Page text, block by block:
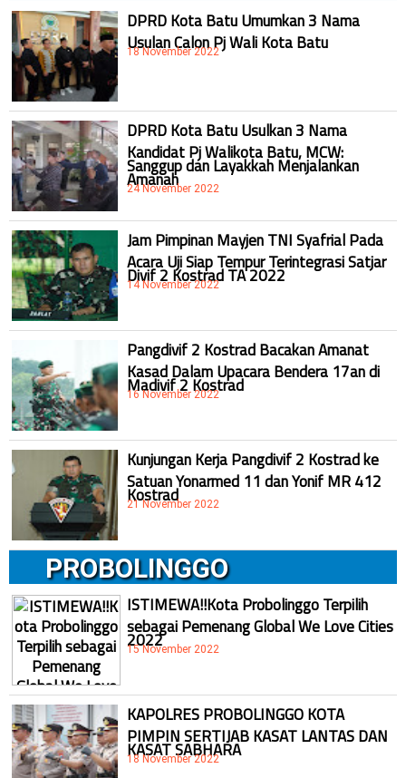
DPRD Kota Batu Umumkan 3 Nama
Usulan Calon Pj Wali Kota Batu
18 November 2022
DPRD Kota Batu Usulkan 3 Nama
Kandidat Pj Walikota Batu, MCW:
Sanggup dan Layakkah Menjalankan
Amanah
24 November 2022
Jam Pimpinan Mayjen TNI Syafrial Pada
Acara Uji Siap Tempur Terintegrasi Satjar
Divif 2 Kostrad TA 2022
14 November 2022
Pangdivif 2 Kostrad Bacakan Amanat
Kasad Dalam Upacara Bendera 17an di
Madivif 2 Kostrad
16 November 2022
Kunjungan Kerja Pangdivif 2 Kostrad ke
Satuan Yonarmed 11 dan Yonif MR 412
Kostrad
21 November 2022
PROBOLINGGO
ISTIMEWA!!Kota Probolinggo Terpilih
sebagai Pemenang Global We Love Cities
2022
15 November 2022
KAPOLRES PROBOLINGGO KOTA
PIMPIN SERTIJAB KASAT LANTAS DAN
KASAT SABHARA
18 November 2022